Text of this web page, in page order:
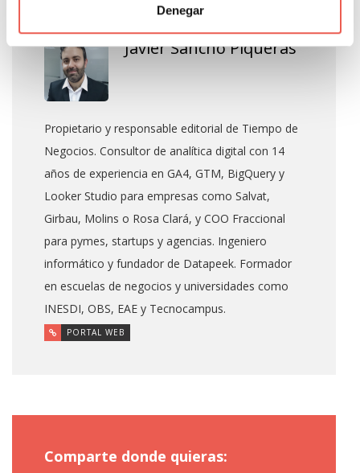
Denegar
Javier Sancho Piqueras
Propietario y responsable editorial de Tiempo de
Negocios. Consultor de analítica digital con 14
años de experiencia en GA4, GTM, BigQuery y
Looker Studio para empresas como Salvat,
Girbau, Molins o Rosa Clará, y COO Fraccional
para pymes, startups y agencias. Ingeniero
informático y fundador de Datapeek. Formador
en escuelas de negocios y universidades como
INESDI, OBS, EAE y Tecnocampus.
PORTAL WEB
Comparte donde quieras: